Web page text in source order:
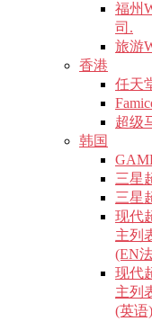
福州
司.
旅游
香港
任天
超级
韩国
三星
三星
现代
主列
(EN
现代
主列
(英语)